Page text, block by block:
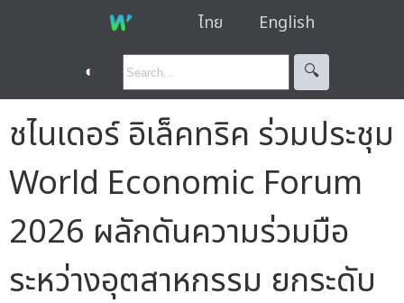
ไทย English
◐ 🔍︎
ชไนเดอร์ อิเล็คทริค ร่วมประชุม
World Economic Forum
2026 ผลักดันความร่วมมือ
ระหว่างอุตสาหกรรม ยกระดับ